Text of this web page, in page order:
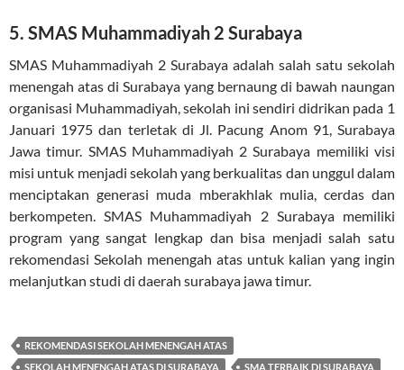
5. SMAS Muhammadiyah 2 Surabaya
SMAS Muhammadiyah 2 Surabaya adalah salah satu sekolah
menengah atas di Surabaya yang bernaung di bawah naungan
organisasi Muhammadiyah, sekolah ini sendiri didrikan pada 1
Januari 1975 dan terletak di Jl. Pacung Anom 91, Surabaya
Jawa timur. SMAS Muhammadiyah 2 Surabaya memiliki visi
misi untuk menjadi sekolah yang berkualitas dan unggul dalam
menciptakan generasi muda mberakhlak mulia, cerdas dan
berkompeten. SMAS Muhammadiyah 2 Surabaya memiliki
program yang sangat lengkap dan bisa menjadi salah satu
rekomendasi Sekolah menengah atas untuk kalian yang ingin
melanjutkan studi di daerah surabaya jawa timur.
REKOMENDASI SEKOLAH MENENGAH ATAS
SEKOLAH MENENGAH ATAS DI SURABAYA
SMA TERBAIK DI SURABAYA